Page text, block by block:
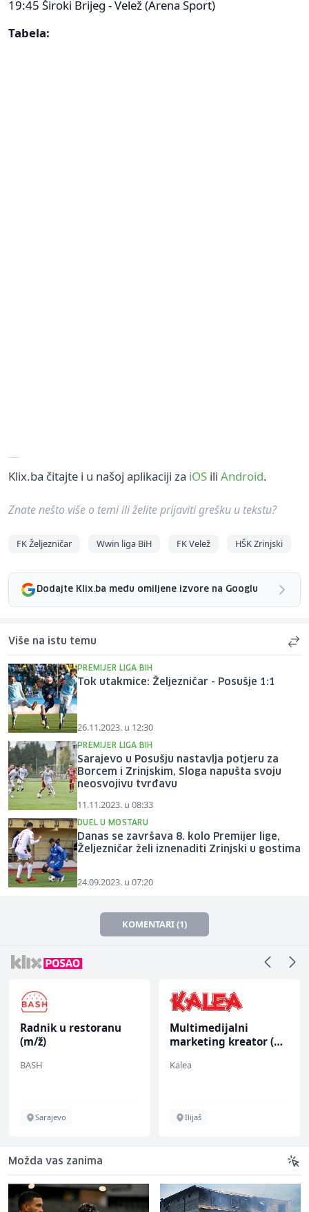
19:45 Široki Brijeg - Velež (Arena Sport)
Tabela:
Klix.ba čitajte i u našoj aplikaciji za iOS ili Android.
Znate nešto više o temi ili želite prijaviti grešku u tekstu?
FK Željezničar Wwin liga BiH FK Velež HŠK Zrinjski
Dodajte Klix.ba među omiljene izvore na Googlu
Više na istu temu
PREMIJER LIGA BIH
Tok utakmice: Željezničar - Posušje 1:1
26.11.2023. u 12:30
PREMIJER LIGA BIH
Sarajevo u Posušju nastavlja potjeru za
Borcem i Zrinjskim, Sloga napušta svoju
neosvojivu tvrđavu
11.11.2023. u 08:33
DUEL U MOSTARU
Danas se završava 8. kolo Premijer lige,
Željezničar želi iznenaditi Zrinjski u gostima
24.09.2023. u 07:20
KOMENTARI (1)
Radnik u restoranu
(m/ž)
BASH
Sarajevo
Multimedijalni
marketing kreator (m/
Kalea
Ilijaš
Možda vas zanima